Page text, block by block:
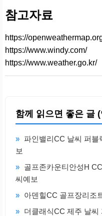
참고자료
https://
https://www.windy.com/
https://www.weather.go.kr/
함께 읽으면 좋은 글
» 파인밸리CC 날씨 퍼블
보
» 골프존카운티안성H
씨예보
» 아덴힐CC 골프장리조
» 더클래식CC 제주 날